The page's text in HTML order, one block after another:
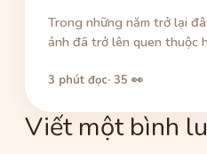
Trong những năm trở lại
ảnh đã trở lên quen thuộc
3 phút đọc· 35 👀
Viết một bình